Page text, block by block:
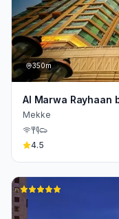
350m
Al Marwa Rayhaan
Mekke
4.5